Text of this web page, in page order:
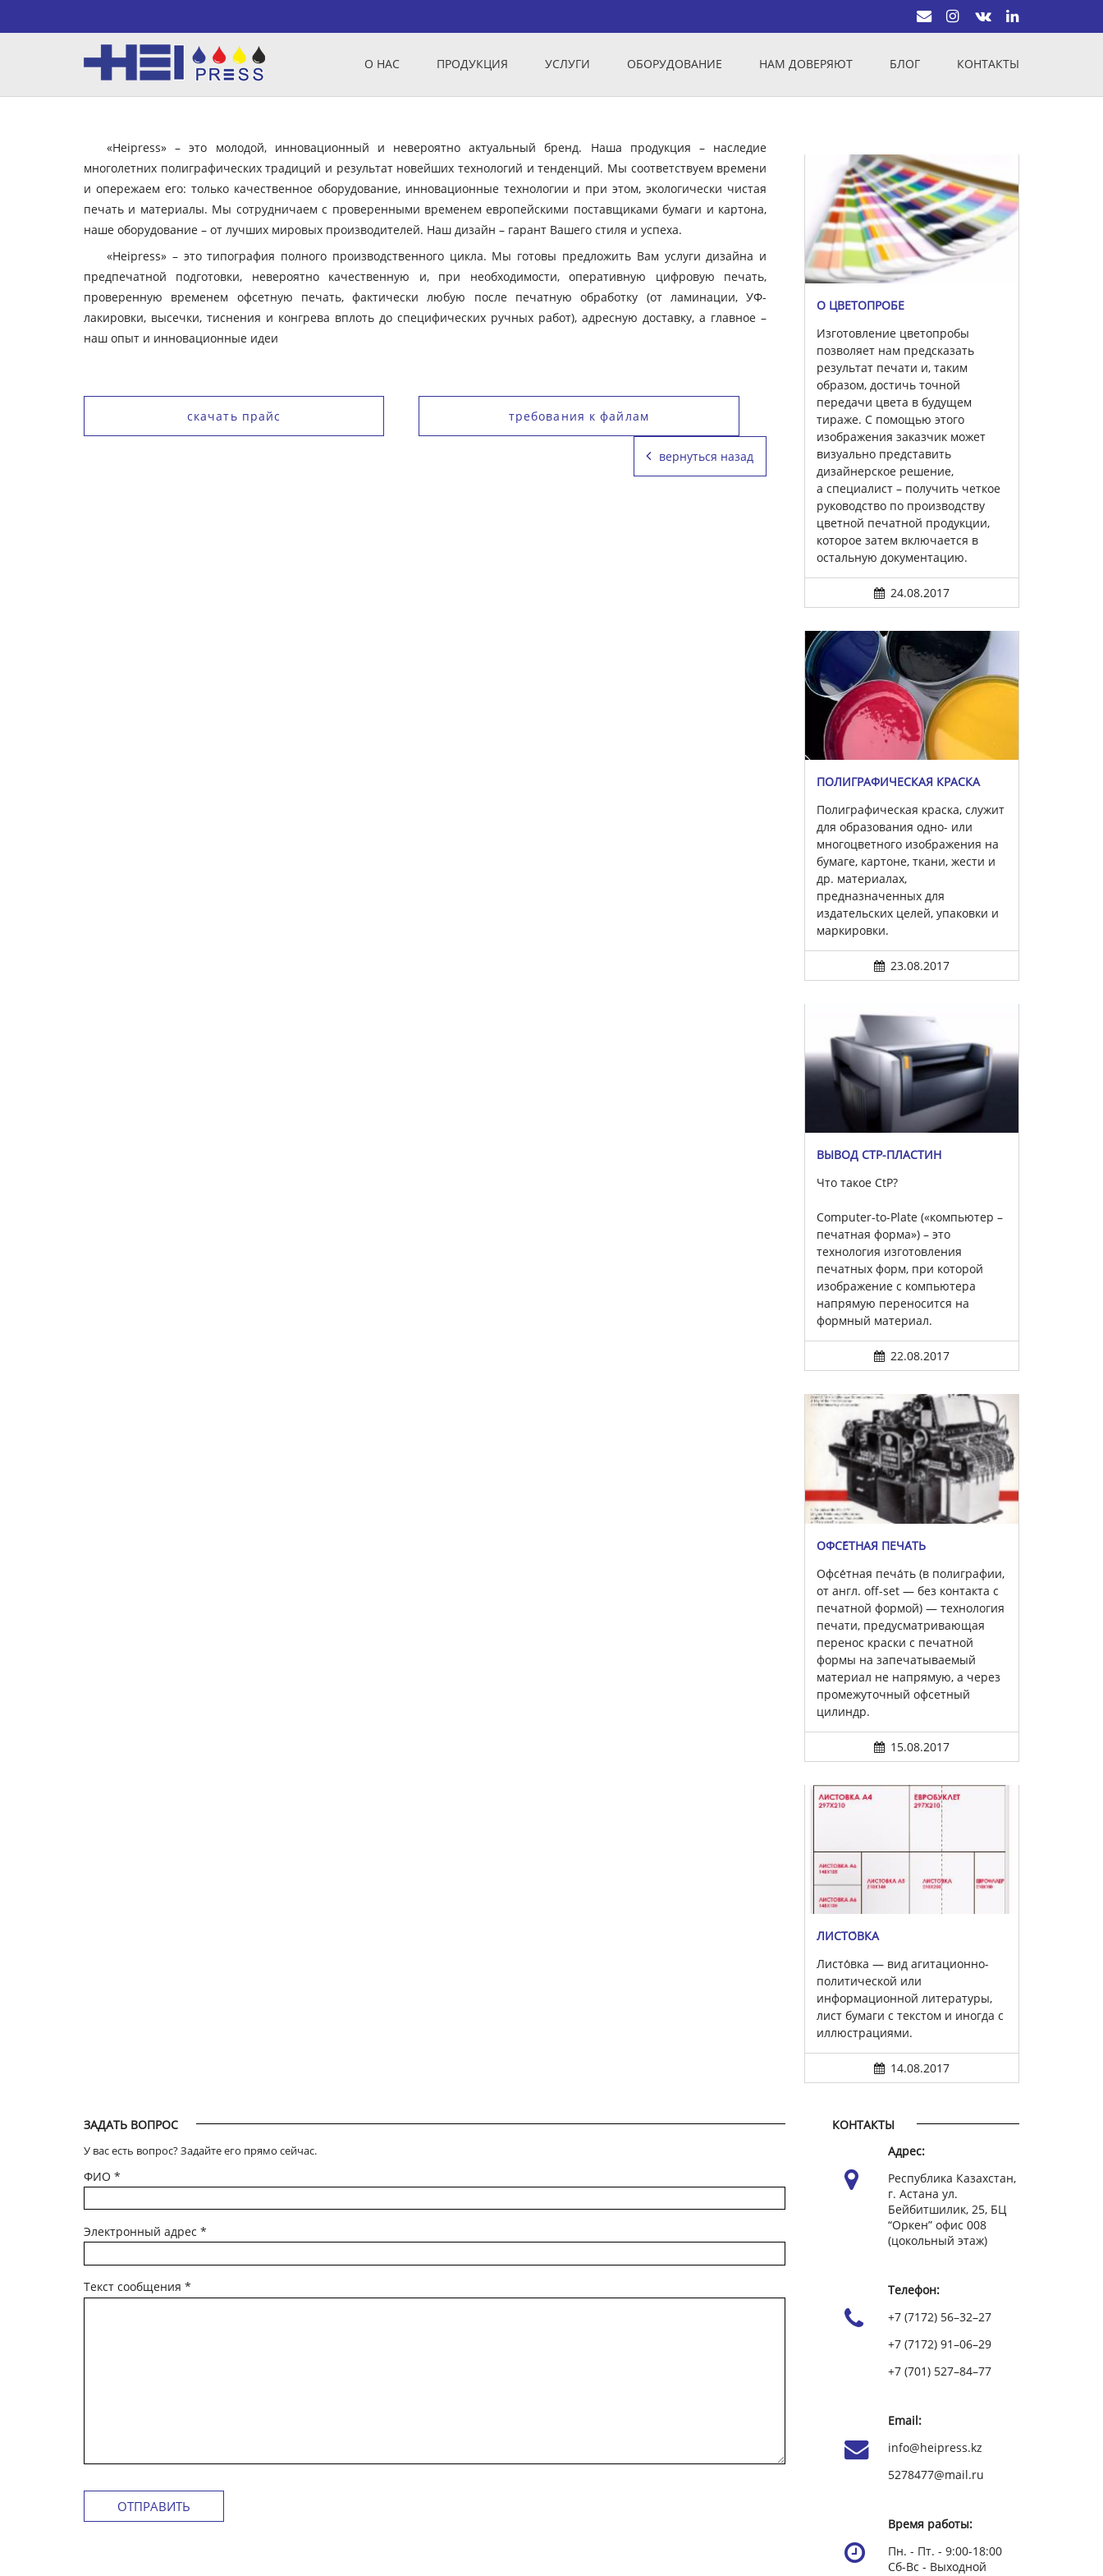
О НАС ПРОДУКЦИЯ УСЛУГИ ОБОРУДОВАНИЕ НАМ ДОВЕРЯЮТ БЛОГ КОНТАКТЫ
«Heipress» – это молодой, инновационный и невероятно актуальный бренд. Наша продукция – наследие
многолетних полиграфических традиций и результат новейших технологий и тенденций. Мы соответствуем времени
и опережаем его: только качественное оборудование, инновационные технологии и при этом, экологически чистая
печать и материалы. Мы сотрудничаем с проверенными временем европейскими поставщиками бумаги и картона,
наше оборудование – от лучших мировых производителей. Наш дизайн – гарант Вашего стиля и успеха.
«Heipress» – это типография полного производственного цикла. Мы готовы предложить Вам услуги дизайна и
предпечатной подготовки, невероятно качественную и, при необходимости, оперативную цифровую печать,
проверенную временем офсетную печать, фактически любую после печатную обработку (от ламинации, УФ-
лакировки, высечки, тиснения и конгрева вплоть до специфических ручных работ), адресную доставку, а главное –
наш опыт и инновационные идеи
скачать прайс требования к файлам
вернуться назад
О ЦВЕТОПРОБЕ
Изготовление цветопробы
позволяет нам предсказать
результат печати и, таким
образом, достичь точной
передачи цвета в будущем
тираже. С помощью этого
изображения заказчик может
визуально представить
дизайнерское решение,
а специалист – получить четкое
руководство по производству
цветной печатной продукции,
которое затем включается в
остальную документацию.
24.08.2017
ПОЛИГРАФИЧЕСКАЯ КРАСКА
Полиграфическая краска, служит
для образования одно- или
многоцветного изображения на
бумаге, картоне, ткани, жести и
др. материалах,
предназначенных для
издательских целей, упаковки и
маркировки.
23.08.2017
ВЫВОД CTP-ПЛАСТИН
Что такое CtP?
Computer-to-Plate («компьютер –
печатная форма») – это
технология изготовления
печатных форм, при которой
изображение с компьютера
напрямую переносится на
формный материал.
22.08.2017
ОФСЕ́ТНАЯ ПЕЧА́ТЬ
Офсе́тная печа́ть (в полиграфии,
от англ. off-set — без контакта с
печатной формой) — технология
печати, предусматривающая
перенос краски с печатной
формы на запечатываемый
материал не напрямую, а через
промежуточный офсетный
цилиндр.
15.08.2017
ЛИСТО́ВКА
Листо́вка — вид агитационно-
политической или
информационной литературы,
лист бумаги с текстом и иногда с
иллюстрациями.
14.08.2017
ЗАДАТЬ ВОПРОС
У вас есть вопрос? Задайте его прямо сейчас.
ФИО *
Электронный адрес *
Текст сообщения *
КОНТАКТЫ
Адрес:
Республика Казахстан,
г. Астана ул.
Бейбитшилик, 25, БЦ
“Оркен” офис 008
(цокольный этаж)
Телефон:
+7 (7172) 56–32–27
+7 (7172) 91–06–29
+7 (701) 527–84–77
Email:
info@heipress.kz
5278477@mail.ru
Время работы:
Пн. - Пт. - 9:00-18:00
Сб-Вс - Выходной